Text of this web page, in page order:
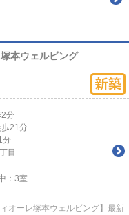
本ウェルビング
2分
歩21分
分
目
： 3室
オーレ塚本ウェルビング】最新